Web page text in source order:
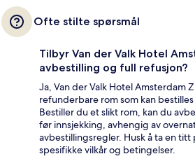
Ofte stilte spørsmål
Tilbyr Van der Valk Hotel
avbestilling og full refusjon?
Ja, Van der Valk Hotel Amsterdam
refunderbare rom som kan
Bestiller du et slikt rom, kan du
før innsjekking, avhengig av
avbestillingsregler. Husk å ta en
spesifikke vilkår og betingelser.